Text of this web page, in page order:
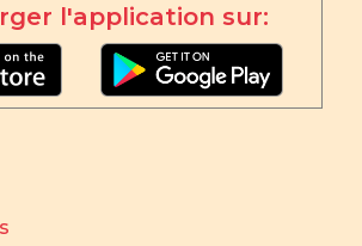
l'application sur: